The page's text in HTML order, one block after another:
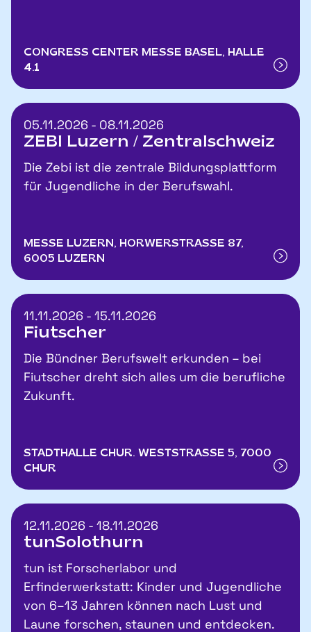
CONGRESS CENTER MESSE BASEL, HALLE
4.1
05.11.2026 - 08.11.2026
ZEBI Luzern / Zentralschweiz
Die Zebi ist die zentrale Bildungsplattform
für Jugendliche in der Berufswahl.
MESSE LUZERN, HORWERSTRASSE 87,
6005 LUZERN
11.11.2026 - 15.11.2026
Fiutscher
Die Bündner Berufswelt erkunden – bei
Fiutscher dreht sich alles um die berufliche
Zukunft.
STADTHALLE CHUR. WESTSTRASSE 5, 7000
CHUR
12.11.2026 - 18.11.2026
tunSolothurn
tun ist Forscherlabor und
Erfinderwerkstatt: Kinder und Jugendliche
von 6–13 Jahren können nach Lust und
Laune forschen, staunen und entdecken.